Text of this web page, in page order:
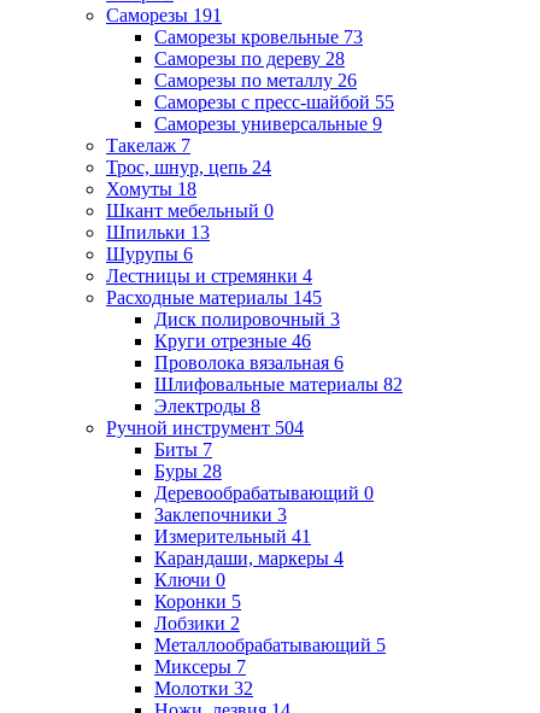
Саморезы 191
Саморезы кровельные 73
Саморезы по дереву 28
Саморезы по металлу 26
Саморезы с пресс-шайбой 55
Саморезы универсальные 9
Такелаж 7
Трос, шнур, цепь 24
Хомуты 18
Шкант мебельный 0
Шпильки 13
Шурупы 6
Лестницы и стремянки 4
Расходные материалы 145
Диск полировочный 3
Круги отрезные 46
Проволока вязальная 6
Шлифовальные материалы 82
Электроды 8
Ручной инструмент 504
Биты 7
Буры 28
Деревообрабатывающий 0
Заклепочники 3
Измерительный 41
Карандаши, маркеры 4
Ключи 0
Коронки 5
Лобзики 2
Металлообрабатывающий 5
Миксеры 7
Молотки 32